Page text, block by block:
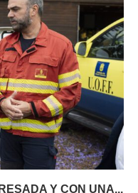
Y CON UNA...